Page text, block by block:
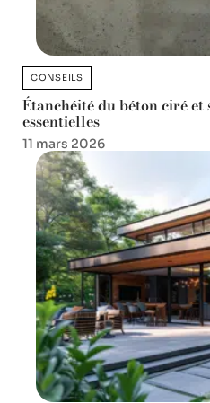
CONSEILS
Étanchéité du béton ciré et
essentielles
11 mars 2026